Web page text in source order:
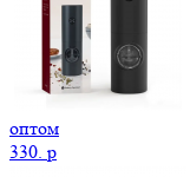
оптом
330. p